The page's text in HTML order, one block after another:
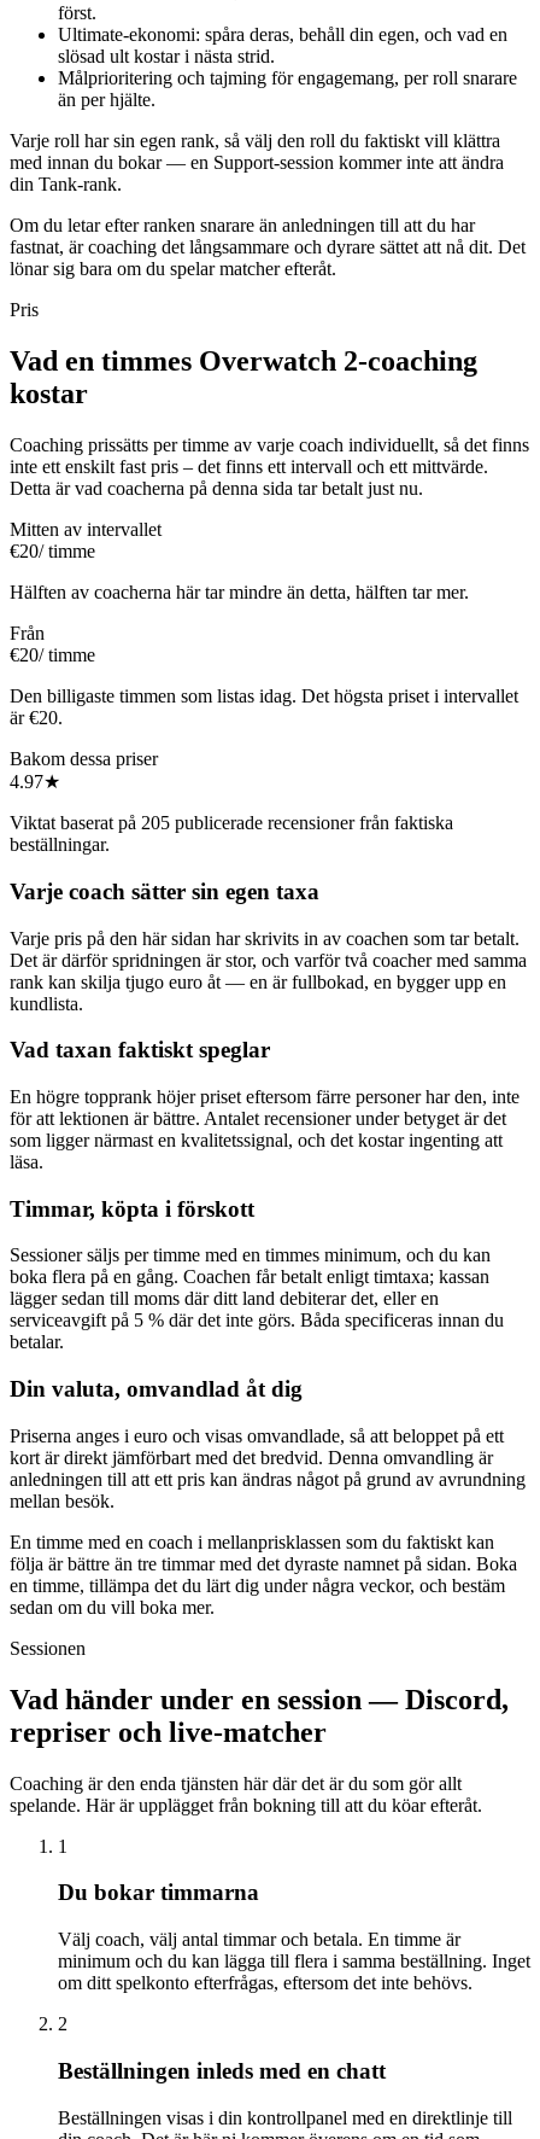
först.
Ultimate-ekonomi: spåra deras, behåll din egen, och vad en
slösad ult kostar i nästa strid.
Målprioritering och tajming för engagemang, per roll snarare
än per hjälte.
Varje roll har sin egen rank, så välj den roll du faktiskt vill klättra
med innan du bokar — en Support-session kommer inte att ändra
din Tank-rank.
Om du letar efter ranken snarare än anledningen till att du har
fastnat, är coaching det långsammare och dyrare sättet att nå dit. Det
lönar sig bara om du spelar matcher efteråt.
Pris
Vad en timmes Overwatch 2-coaching
kostar
Coaching prissätts per timme av varje coach individuellt, så det finns
inte ett enskilt fast pris – det finns ett intervall och ett mittvärde.
Detta är vad coacherna på denna sida tar betalt just nu.
Mitten av intervallet
€20/ timme
Hälften av coacherna här tar mindre än detta, hälften tar mer.
Från
€20/ timme
Den billigaste timmen som listas idag. Det högsta priset i intervallet
är €20.
Bakom dessa priser
4.97★
Viktat baserat på 205 publicerade recensioner från faktiska
beställningar.
Varje coach sätter sin egen taxa
Varje pris på den här sidan har skrivits in av coachen som tar betalt.
Det är därför spridningen är stor, och varför två coacher med samma
rank kan skilja tjugo euro åt — en är fullbokad, en bygger upp en
kundlista.
Vad taxan faktiskt speglar
En högre topprank höjer priset eftersom färre personer har den, inte
för att lektionen är bättre. Antalet recensioner under betyget är det
som ligger närmast en kvalitetssignal, och det kostar ingenting att
läsa.
Timmar, köpta i förskott
Sessioner säljs per timme med en timmes minimum, och du kan
boka flera på en gång. Coachen får betalt enligt timtaxa; kassan
lägger sedan till moms där ditt land debiterar det, eller en
serviceavgift på 5 % där det inte görs. Båda specificeras innan du
betalar.
Din valuta, omvandlad åt dig
Priserna anges i euro och visas omvandlade, så att beloppet på ett
kort är direkt jämförbart med det bredvid. Denna omvandling är
anledningen till att ett pris kan ändras något på grund av avrundning
mellan besök.
En timme med en coach i mellanprisklassen som du faktiskt kan
följa är bättre än tre timmar med det dyraste namnet på sidan. Boka
en timme, tillämpa det du lärt dig under några veckor, och bestäm
sedan om du vill boka mer.
Sessionen
Vad händer under en session — Discord,
repriser och live-matcher
Coaching är den enda tjänsten här där det är du som gör allt
spelande. Här är upplägget från bokning till att du köar efteråt.
1
Du bokar timmarna
Välj coach, välj antal timmar och betala. En timme är
minimum och du kan lägga till flera i samma beställning. Inget
om ditt spelkonto efterfrågas, eftersom det inte behövs.
2
Beställningen inleds med en chatt
Beställningen visas i din kontrollpanel med en direktlinje till